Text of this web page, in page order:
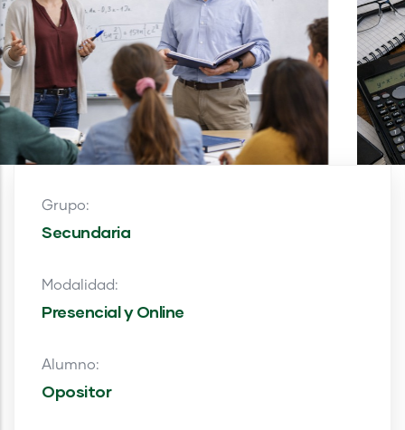
Grupo:
Secundaria
Modalidad:
Presencial y Online
Alumno:
Opositor